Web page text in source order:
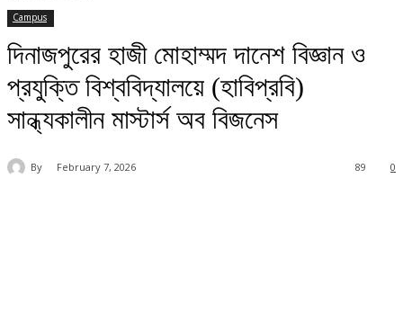
Campus
দিনাজপুরের হাজী মোহাম্মদ দানেশ বিজ্ঞান ও
প্রযুক্তি বিশ্ববিদ্যালয়ে (হাবিপ্রবি)
সান্ধ্যকালীন মাস্টার্স অব বিজনেস
By February 7, 2026 0
89